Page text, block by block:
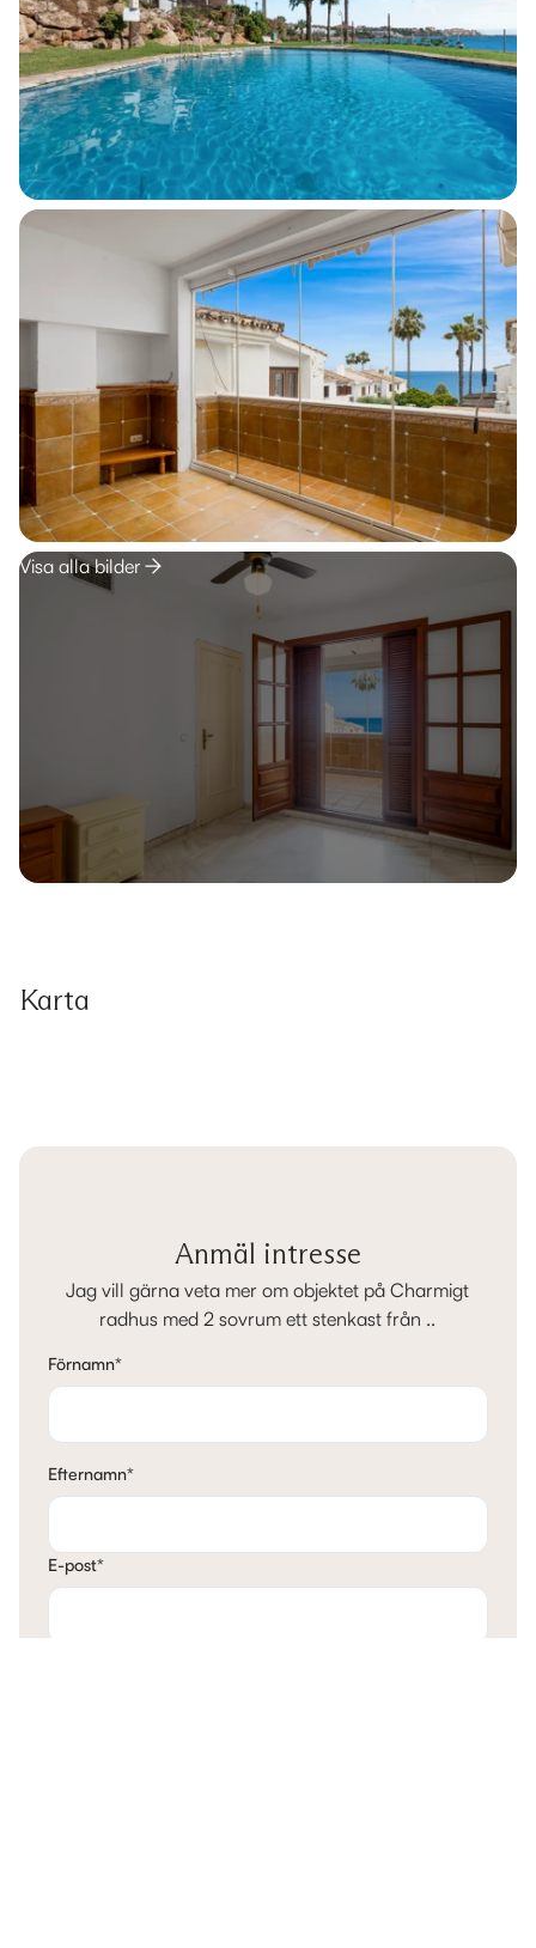
Visa alla bilder
Karta
Anmäl intresse
Jag vill gärna veta mer om objektet på Charmigt
radhus med 2 sovrum ett stenkast från ..
Förnamn*
Efternamn*
E-post*